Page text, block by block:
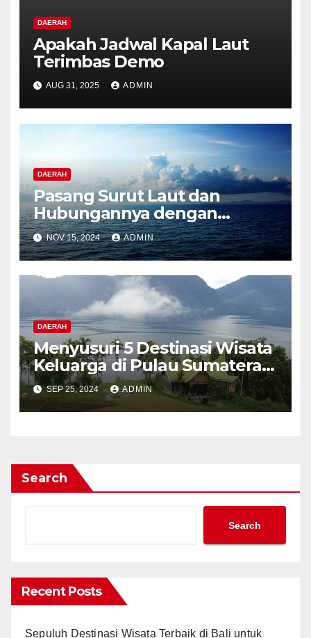
DAERAH
Apakah Jadwal Kapal Laut
Terimbas Demo
AUG 31, 2025 ADMIN
DAERAH
Pasang Surut Laut dan
Hubungannya dengan
Perubahan Iklim
NOV 15, 2024 ADMIN
DAERAH
Menyusuri 5 Destinasi Wisata
Keluarga di Pulau Sumatera
yang Wajib Dikunjungi
SEP 25, 2024 ADMIN
Search
Search
Recent Posts
Sepuluh Destinasi Wisata Terbaik di Bali untuk